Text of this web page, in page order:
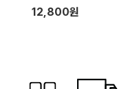
미니선풍기 FN-760M
m x 140mm x 270mm /
12,800원